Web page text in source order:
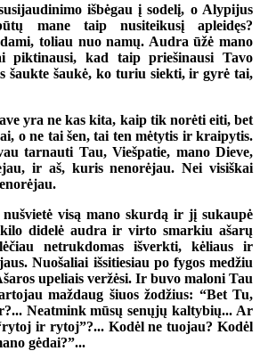
išbėgau į sodelį, o Alypijus
mane taip nusiteikusį apleidęs?
toliau nuo namų. Audra ūžė mano
piktinausi, kad taip priešinausi Tavo
šaukte šaukė, ko turiu siekti, ir gyrė tai,
yra ne kas kita, kaip tik norėti eiti, bet
o ne tai šen, tai ten mėtytis ir kraipytis.
tarnauti Tau, Viešpatie, mano Dieve,
ir aš, kuris nenorėjau. Nei visiškai
nušvietė visą mano skurdą ir jį sukaupė
didelė audra ir virto smarkiu ašarų
netrukdomas išverkti, kėliaus ir
Nuošaliai išsitiesiau po fygos medžiu
upeliais veržėsi. Ir buvo maloni Tau
maždaug šiuos žodžius: “Bet Tu,
Neatmink mūsų senųjų kaltybių... Ar
ir rytoj”?... Kodėl ne tuojau? Kodėl
gėdai?”...